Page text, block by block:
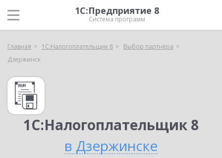
1С:Предприятие 8
Система программ
Главная 1С:Налогоплательщик 8
Выбор партнёра
Дзержинск
1С:Налогоплательщик 8
в Дзержинске